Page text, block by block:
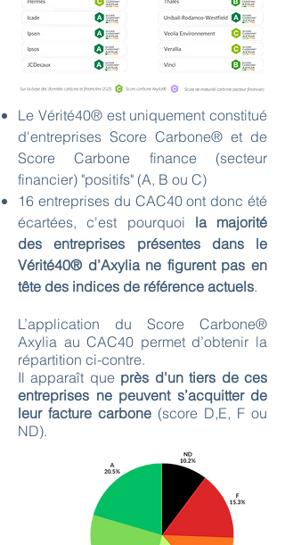
Le Vérité40® est uniquement constitué
d'entreprises Score Carbone® et de
Score Carbone finance (secteur
financier) "positifs" (A, B ou C)
16 entreprises du CAC40 ont donc été
écartées, c'est pourquoi la majorité
des entreprises présentes dans le
Vérité40® d’Axylia ne figurent pas en
tête des indices de référence actuels.
L’application du Score Carbone®
Axylia au CAC40 permet d’obtenir la
répartition ci-contre.
Il apparaît queprès d'un tiers de ces
entreprises ne peuvent s’acquitter de
leur facture carbone (score D,E, F ou
ND).​